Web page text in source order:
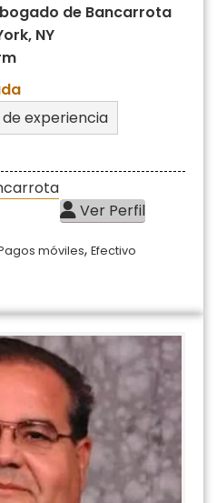
de Bancarrota
NY
experiencia
Ver Perfil
móviles, Efectivo